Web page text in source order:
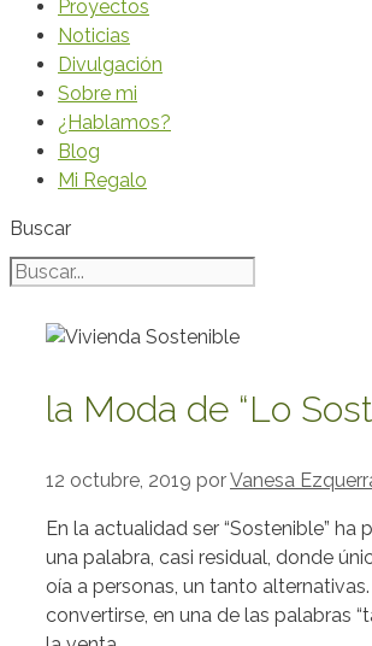
Proyectos
Noticias
Divulgación
Sobre mi
¿Hablamos?
Blog
Mi Regalo
Buscar
la Moda de “Lo
12 octubre, 2019 porVanesa
En la actualidad ser “Sostenible” ha
una palabra, casi residual, donde
oía a personas, un tanto
convertirse, en una de las palabras